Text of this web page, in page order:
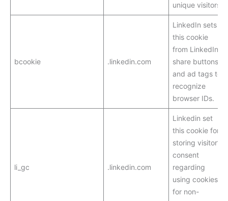
unique visitors.
bcookie .linkedin.com
LinkedIn sets
this cookie
from LinkedIn
share buttons
and ad tags to
recognize
browser IDs.
li_gc .linkedin.com
Linkedin set
this cookie for
storing visitor’s
consent
regarding
using cookies
for non-